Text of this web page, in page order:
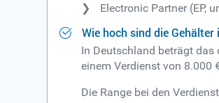
Electronic Partner (EP,
Wie hoch sind die
In Deutschland beträgt
einem Verdienst von 8.000
Die Range bei den